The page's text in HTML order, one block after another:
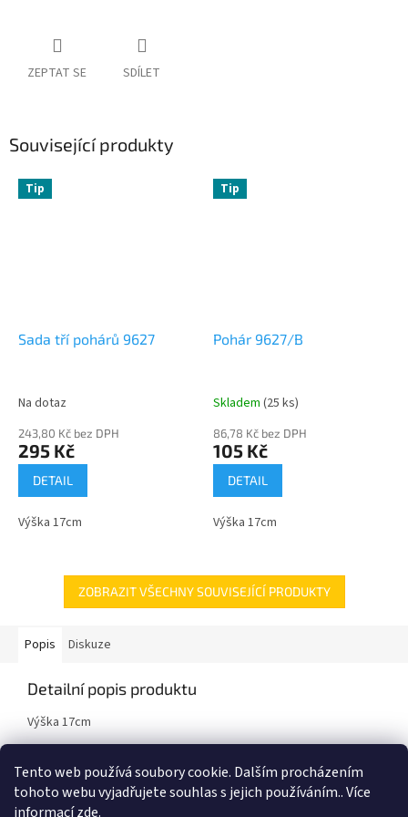
Tento web používá soubory cookie. Dalším procházením
tohoto webu vyjadřujete souhlas s jejich používáním.. Více
informacízde.
ZEPTAT SE SDÍLET
Související produkty
Tip
Sada tří pohárů 9627
Na dotaz
243,80 Kč bez DPH
295 Kč
DETAIL
Výška 17cm
Tip
Pohár 9627/B
Skladem (25 ks)
86,78 Kč bez DPH
105 Kč
DETAIL
Výška 17cm
ZOBRAZIT VŠECHNY SOUVISEJÍCÍ PRODUKTY
Popis Diskuze
Detailní popis produktu
Výška 17cm